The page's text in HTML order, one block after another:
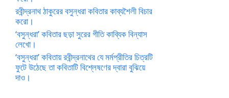
রবীন্দ্রনাথ ঠাকুরের বসুন্ধরা কবিতার কাব্যশৈলী বিচার
করো।
‘বসুন্ধরা’ কবিতার ছড়া সুরের গীতি কাব্যিক বিন্যাস
লেখো।
‘বসুন্ধরা’ কবিতায় রবীন্দ্রনাথের যে মর্মপ্রীতির চিত্রটি
ফুটে উঠেছে তা কবিতাটি বিশ্লেষণের দ্বারা বুঝিয়ে
দাও।